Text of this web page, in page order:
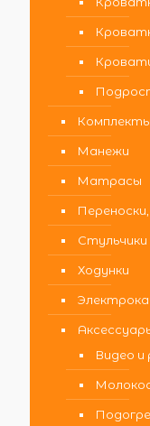
Манежи
Матрасы
Переноски,
Стульчики
Ходунки
Видео и